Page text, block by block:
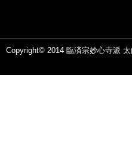
Copyright© 2014 臨済宗妙心寺派